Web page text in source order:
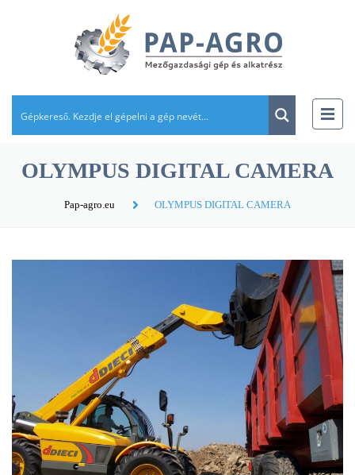
OLYMPUS DIGITAL CAMERA
Pap-agro.eu OLYMPUS DIGITAL CAMERA